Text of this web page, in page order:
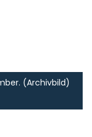
(Archivbild)